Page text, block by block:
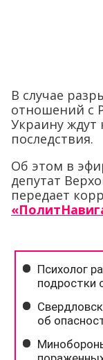
В случае
отношений с
Украину ждут
последствия.
Об этом в
депутат
передает